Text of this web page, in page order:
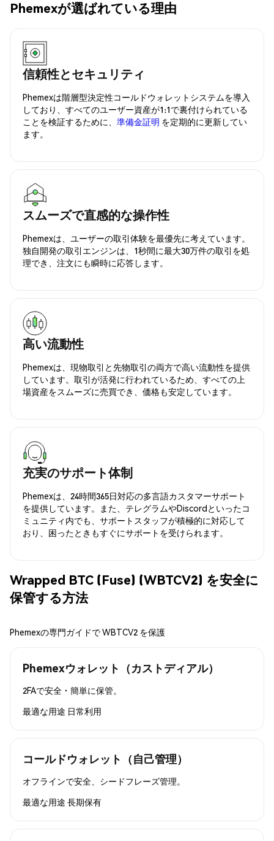
Phemexが選ばれている理由
信頼性とセキュリティ
Phemexは階層型決定性コールドウォレットシステムを導入
しており、すべてのユーザー資産が1:1で裏付けられている
ことを検証するために、 準備金証明 を定期的に更新してい
ます。
スムーズで直感的な操作性
Phemexは、ユーザーの取引体験を最優先に考えています。
独自開発の取引エンジンは、1秒間に最大30万件の取引を処
理でき、注文にも瞬時に応答します。
高い流動性
Phemexは、現物取引と先物取引の両方で高い流動性を提供
しています。取引が活発に行われているため、すべての上
場資産をスムーズに売買でき、価格も安定しています。
充実のサポート体制
Phemexは、24時間365日対応の多言語カスタマーサポート
を提供しています。また、テレグラムやDiscordといったコ
ミュニティ内でも、サポートスタッフが積極的に対応して
おり、困ったときもすぐにサポートを受けられます。
Wrapped BTC (Fuse) (WBTCV2) を安全に
保管する方法
Phemexの専門ガイドで WBTCV2 を保護
Phemexウォレット（カストディアル）
2FAで安全・簡単に保管。
最適な用途 日常利用
コールドウォレット（自己管理）
オフラインで安全、シードフレーズ管理。
最適な用途 長期保有